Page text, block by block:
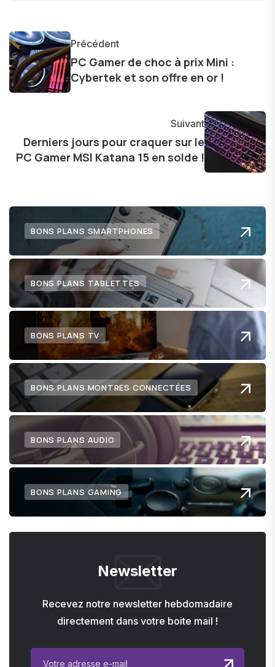
informations précises et pertinentes pour aider
les consommateurs à comprendre et à naviguer
dans le paysage technologique en constante
évolution.
Précédent
PC Gamer de choc à prix Mini :
Cybertek et son offre en or !
Suivant
Derniers jours pour craquer sur le
PC Gamer MSI Katana 15 en solde !
BONS PLANS SMARTPHONES
BONS PLANS TABLETTES
BONS PLANS TV
BONS PLANS MONTRES CONNECTÉES
BONS PLANS AUDIO
BONS PLANS GAMING
Newsletter
Recevez notre newsletter hebdomadaire
directement dans votre boite mail !